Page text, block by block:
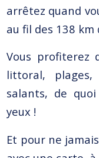
arrêtez quand
au fil des 138 km
Vous profiterez
littoral,
salants, de
yeux !
Et pour ne